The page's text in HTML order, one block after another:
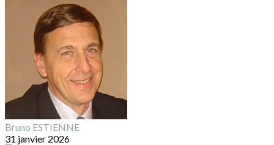
Bruno ESTIENNE
31 janvier 2026